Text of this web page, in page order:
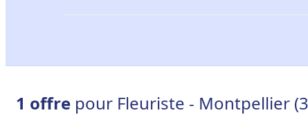
1 offre pour Fleuriste - Montpellier